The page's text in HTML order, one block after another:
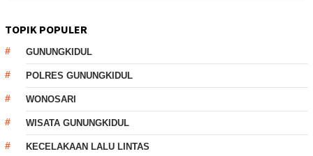
TOPIK POPULER
GUNUNGKIDUL
POLRES GUNUNGKIDUL
WONOSARI
WISATA GUNUNGKIDUL
KECELAKAAN LALU LINTAS